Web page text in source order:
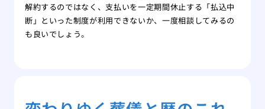
解約するのではなく、支払いを一定期間休止する「払込中
断」といった制度が利用できないか、一度相談してみるの
も良いでしょう。